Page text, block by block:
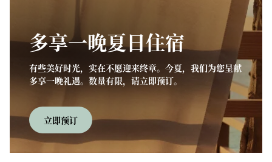
多享一晚夏日住宿
有些美好时光，实在不愿迎来终章。今夏，我们为您呈献
多享一晚礼遇。数量有限，请立即预订。
立即预订